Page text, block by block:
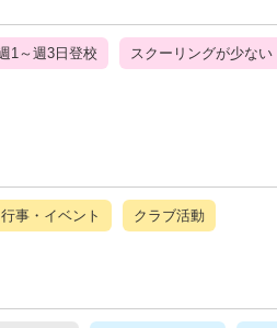
1～週3日登校 スクーリングが少ない
行事・イベント クラブ活動